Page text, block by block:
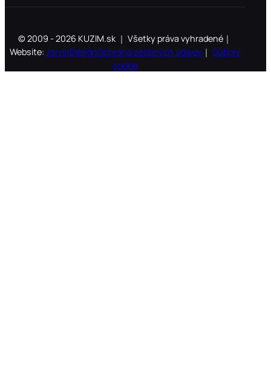
© 2009 - 2026 KUZIM.sk ｜ Všetky práva vyhradené｜
Website: JarvinDesignOchrana osobných údajov｜ Súbory
cookie